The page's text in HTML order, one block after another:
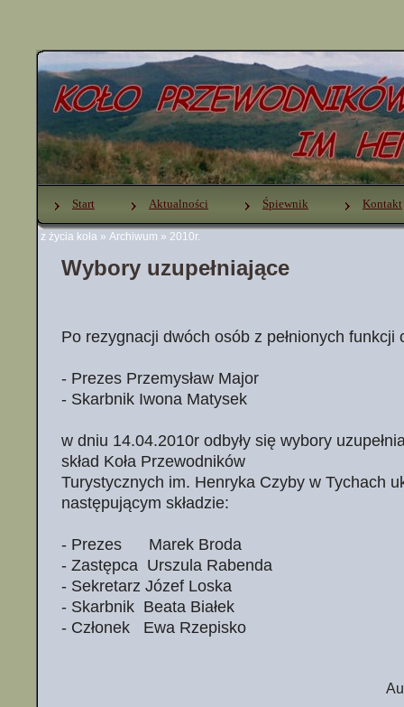
z życia koła » Archiwum » 2010r.
Start Aktualności Śpiewnik Kontakt
Wybory uzupełniające
Po rezygnacji dwóch osób z pełnionych funkcji
- Prezes Przemysław Major
- Skarbnik Iwona Matysek
w dniu 14.04.2010r odbyły się wybory
skład Koła Przewodników
Turystycznych im. Henryka Czyby w Tychach
następującym składzie:
- Prezes Marek Broda
- Zastępca Urszula Rabenda
- Sekretarz Józef Loska
- Skarbnik Beata Białek
- Członek Ewa Rzepisko